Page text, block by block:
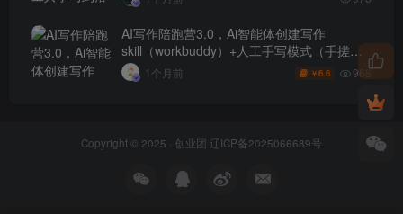
AI写作陪跑营3.0，Ai智能体创建写作
skill（workbuddy）+人工手写模式（手搓模
式），去除AI痕迹（头条号、公众号、百家
号）
1个月前 ￥6.6 968
Copyright © 2025 · 创业团 辽ICP备2025066689号